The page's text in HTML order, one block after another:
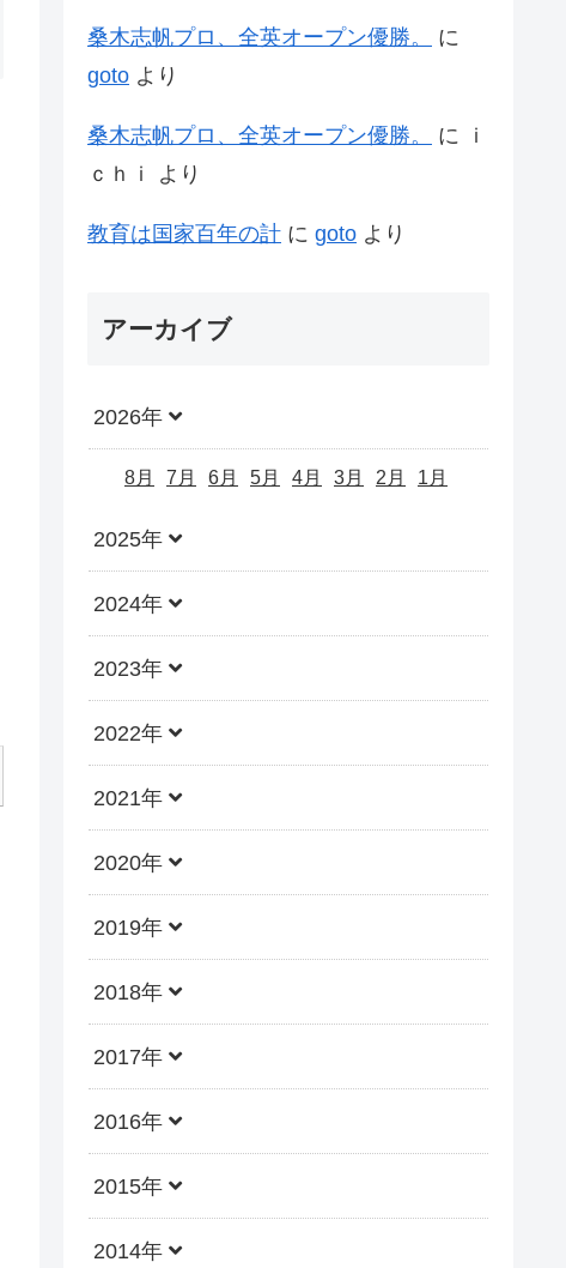
桑木志帆プロ、全英オープン優勝。
に
goto より
桑木志帆プロ、全英オープン優勝。 に
ｉ
ｃｈｉ
より
教育は国家百年の計 に goto より
アーカイブ
2026年
8月 7月 6月 5月 4月 3月 2月 1月
2025年
2024年
2023年
2022年
2021年
2020年
2019年
2018年
2017年
2016年
2015年
2014年